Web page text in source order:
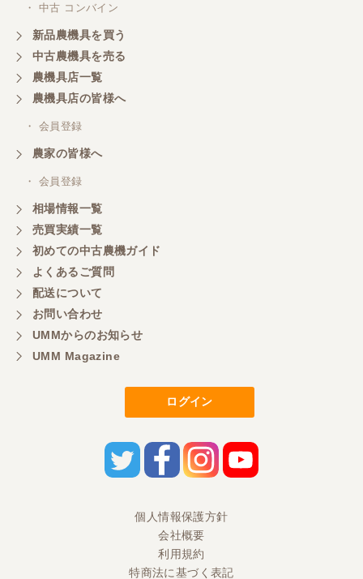
・ 中古 コンバイン
新品農機具を買う
中古農機具を売る
農機具店一覧
農機具店の皆様へ
・ 会員登録
農家の皆様へ
・ 会員登録
相場情報一覧
売買実績一覧
初めての中古農機ガイド
よくあるご質問
配送について
お問い合わせ
UMMからのお知らせ
UMM Magazine
ログイン
個人情報保護方針
会社概要
利用規約
特商法に基づく表記